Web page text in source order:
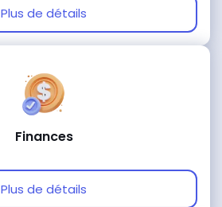
Plus de détails
Finances
Plus de détails